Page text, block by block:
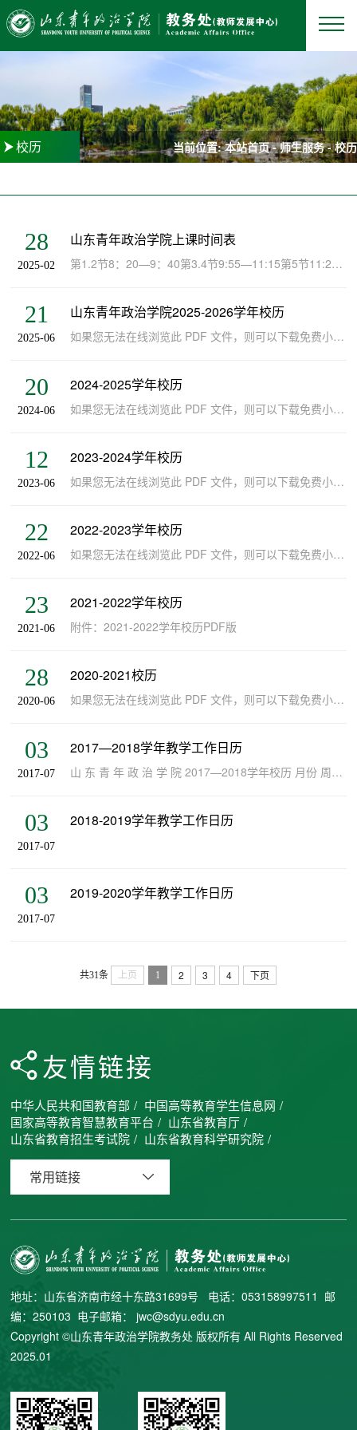
校历 当前位置:本站首页-师生服务-校历
28
2025-02
山东青年政治学院上课时间表
​第1.2节8：20—9：40第3.4节9:55—11:15第5节11:20—12:00第6.7节13:40—15:00第8.9节15:15—16:35第10.11节18:00—19:20第12节19:25—20:0
21
2025-06
山东青年政治学院2025-2026学年校历
如果您无法在线浏览此 PDF 文件，则可以下载免费小巧的 福昕(Foxit) PDF 阅读器,安装后即可在线浏览 或下载免费的 Adobe Reader PDF 阅读器,安装后即可在线浏览 或下载此 PDF 文件
20
2024-06
2024-2025学年校历
​如果您无法在线浏览此 PDF 文件，则可以下载免费小巧的 福昕(Foxit) PDF 阅读器,安装后即可在线浏览 或下载免费的 Adobe Reader PDF 阅读器,安装后即可在线浏览 或下载此 PDF 文
12
2023-06
2023-2024学年校历
如果您无法在线浏览此 PDF 文件，则可以下载免费小巧的 福昕(Foxit) PDF 阅读器,安装后即可在线浏览 或下载免费的 Adobe Reader PDF 阅读器,安装后即可在线浏览 或下载此 PDF 文
22
2022-06
2022-2023学年校历
如果您无法在线浏览此 PDF 文件，则可以下载免费小巧的 福昕(Foxit) PDF 阅读器,安装后即可在线浏览 或下载免费的 Adobe Reader PDF 阅读器,安装后即可在线浏览 或下载此 PDF 文件
23
2021-06
2021-2022学年校历
​附件：2021-2022学年校历PDF版
28
2020-06
2020-2021校历
如果您无法在线浏览此 PDF 文件，则可以下载免费小巧的 福昕(Foxit) PDF 阅读器,安装后即可在线浏览 或下载免费的 Adobe Reader PDF 阅读器,安装后即可在线浏览 或下载此 PDF 文件
03
2017-07
2017—2018学年教学工作日历
山 东 青 年 政 治 学 院 2017—2018学年校历 月份 周次 第 一 学 期 月份 周次...
03
2017-07
2018-2019学年教学工作日历
03
2017-07
2019-2020学年教学工作日历
共31条 上页 1 2 3 4 下页
友情链接
中华人民共和国教育部 / 中国高等教育学生信息网 /
国家高等教育智慧教育平台 / 山东省教育厅 /
山东省教育招生考试院 / 山东省教育科学研究院 /
常用链接
地址：山东省济南市经十东路31699号 电话：053158997511 邮
编：250103 电子邮箱： jwc@sdyu.edu.cn
Copyright ©山东青年政治学院教务处 版权所有 All Rights Reserved
2025.01